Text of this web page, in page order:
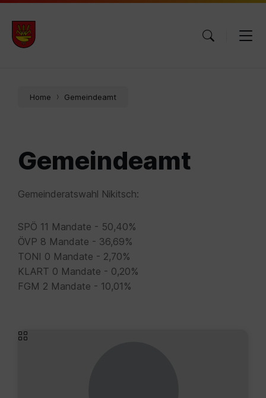
Skip
content
Skip
main
navigation
Skip
footer
Home Gemeindeamt
Gemeindeamt
Gemeinderatswahl Nikitsch:
SPÖ 11 Mandate - 50,40%
ÖVP 8 Mandate - 36,69%
TONI 0 Mandate - 2,70%
KLART 0 Mandate - 0,20%
FGM 2 Mandate - 10,01%